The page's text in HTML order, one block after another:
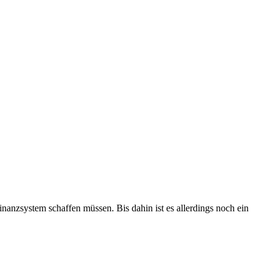
schaffen müssen. Bis dahin ist es allerdings noch ein